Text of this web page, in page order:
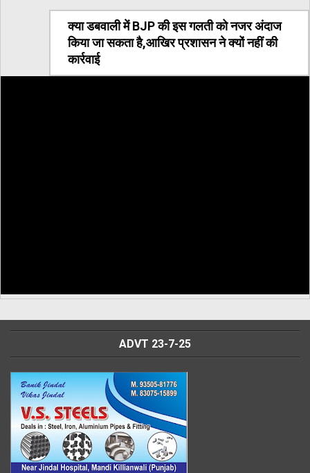
क्या डबवाली में BJP की इस गलती को नजर अंदाज
किया जा सकता है,आखिर प्रशासन ने क्यों नहीं की
कार्रवाई
ADVT 23-7-25